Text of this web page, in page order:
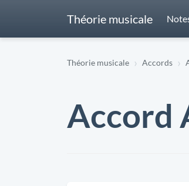
Théorie musicale
Théorie musicale Accords
Accord